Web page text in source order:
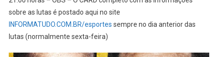
sobre as lutas é postado aqui no site
INFORMATUDO.COM.BR/esportes sempre no dia anterior das
lutas (normalmente sexta-feira)